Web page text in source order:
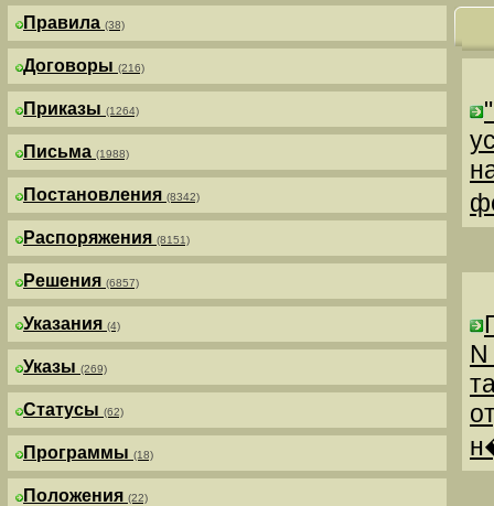
Правила (38)
Договоры (216)
Приказы (1264)
Письма (1988)
Постановления (8342)
Распоряжения (8151)
Решения (6857)
Указания (4)
Указы (269)
Статусы (62)
Программы (18)
Положения (22)